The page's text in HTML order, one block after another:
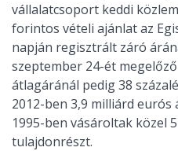
vállalatcsoport keddi
forintos vételi ajánlat az
napján regisztrált záró
szeptember 24-ét
átlagáránál pedig 38
2012-ben 3,9 milliárd
1995-ben vásároltak közel
tulajdonrészt.